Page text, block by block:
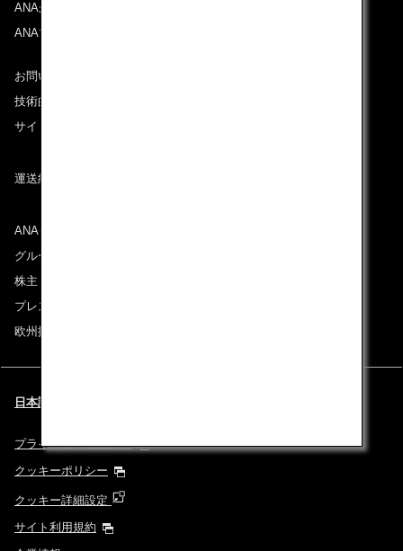
ANAがお約束する体験
ANAマイレージクラブ
お問い合わせ
技術的なお問い合わせ（推奨環境）
サイトマップ
運送約款
ANAグループについて
グループ企業一覧
株主・投資家情報
プレスリリース
欧州採用情報
日本語 | Deutschland (都市と言語を選択してください)
プライバシーポリシー
クッキーポリシー
クッキー詳細設定
サイト利用規約